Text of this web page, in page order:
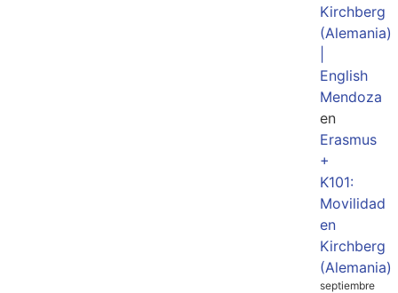
Kirchberg
(Alemania)
English
Mendoza
en
Erasmus
+
K101:
Movilidad
en
Kirchberg
(Alemania)
septiembre